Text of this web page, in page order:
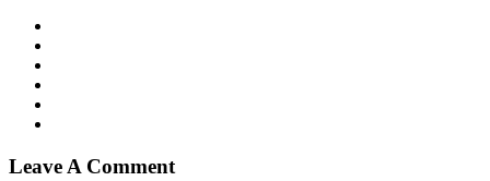
Leave A Comment